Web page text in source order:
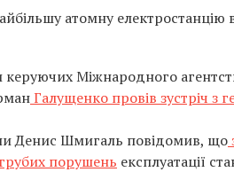
атомну
Міжнародного
Галущенко провів зустріч
Денис Шмигаль повідомив, що
порушень експлуатації